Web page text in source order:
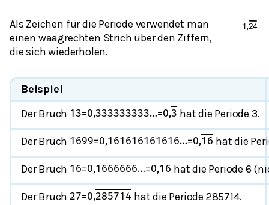
Als Zeichen für die Periode verwendet man
einen waagrechten Strich über den Ziffern,
die sich wiederholen.
Beispiel
Der Bruch 13=0,333333333…=0,3 hat die Periode 3.
Der Bruch 1699=0,161616161616…=0,16 hat die
Der Bruch 1 6=0,1666666…=0,1 6 hat die Periode 6
Der Bruch 27=0,285714 hat die Periode 285714.